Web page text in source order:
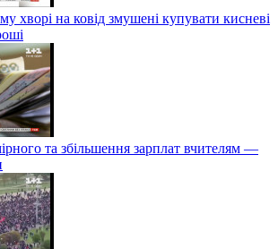
хворі на ковід змушені купувати кисневі
та збільшення зарплат вчителям —